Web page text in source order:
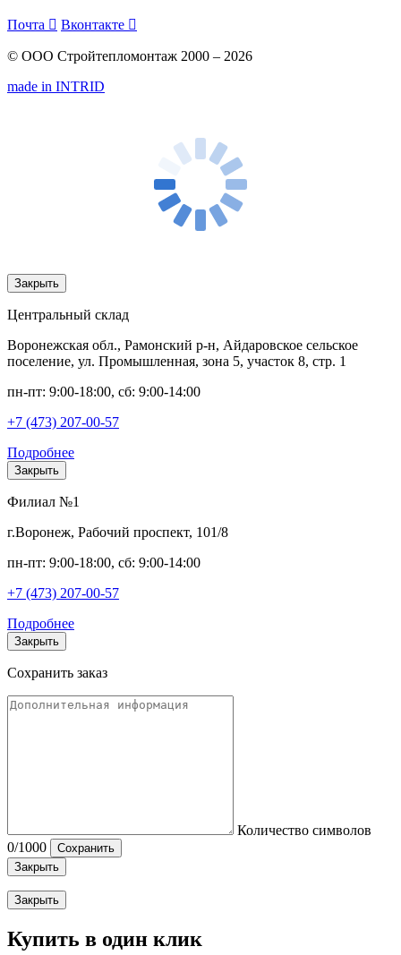
Почта  Вконтакте 
© ООО Стройтепломонтаж 2000 – 2026
made in INTRID
Закрыть
Центральный склад
Воронежская обл., Рамонский р-н, Айдаровское сельское
поселение, ул. Промышленная, зона 5, участок 8, стр. 1
пн-пт: 9:00-18:00, сб: 9:00-14:00
+7 (473) 207-00-57
Подробнее
Закрыть
Филиал №1
г.Воронеж, Рабочий проспект, 101/8
пн-пт: 9:00-18:00, сб: 9:00-14:00
+7 (473) 207-00-57
Подробнее
Закрыть
Сохранить заказ
Количество символов
0/1000
Сохранить
Закрыть
Закрыть
Купить в один клик